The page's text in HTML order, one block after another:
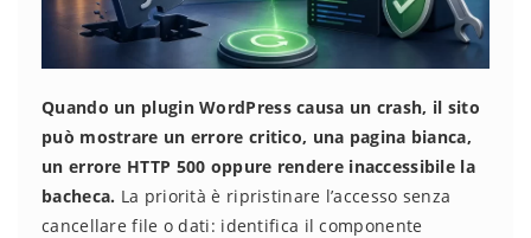
Quando un plugin WordPress causa un crash, il sito
può mostrare un errore critico, una pagina bianca,
un errore HTTP 500 oppure rendere inaccessibile la
bacheca. La priorità è ripristinare l’accesso senza
cancellare file o dati: identifica il componente